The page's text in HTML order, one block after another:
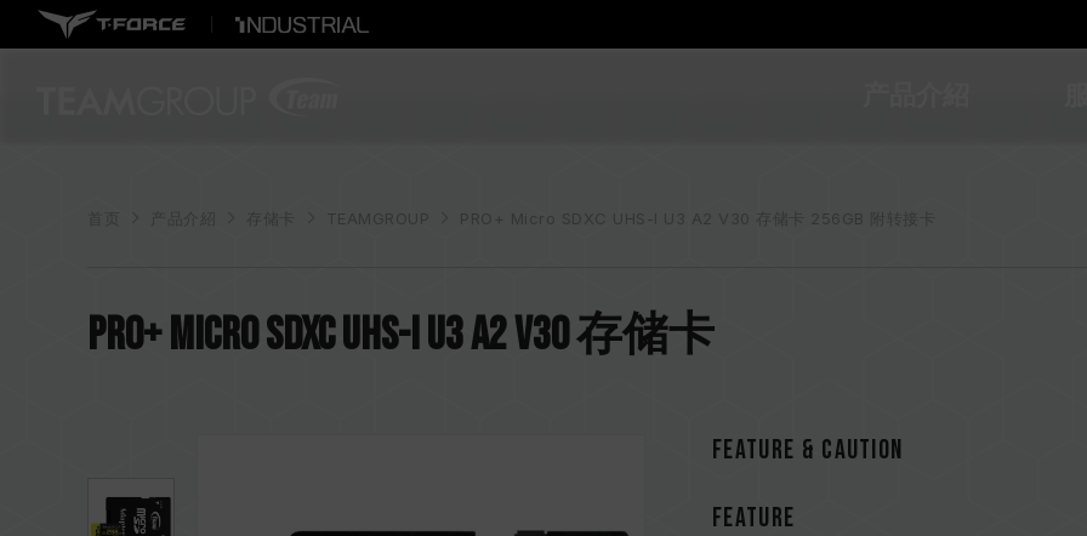
产品介紹 存储卡 TEAMGROUP PRO+ Micro SDXC UHS-I U3 A2 V30 存储卡 256GB 附转接卡
PRO+ Micro SDXC UHS-I U3 A2 V30 存储卡
Feature & CAUTION
FEATURE